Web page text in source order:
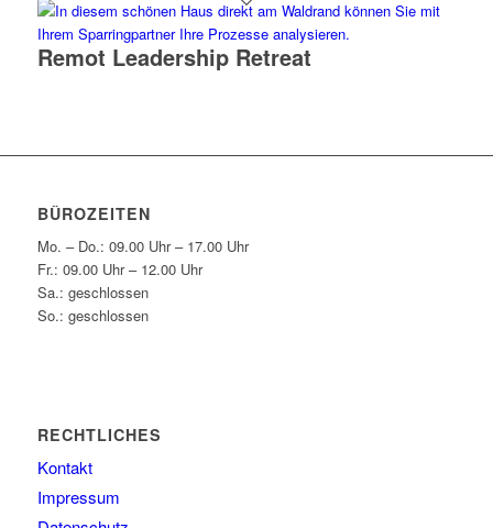
Remot Leadership Retreat
BÜROZEITEN
Mo. – Do.: 09.00 Uhr – 17.00 Uhr
Fr.: 09.00 Uhr – 12.00 Uhr
Sa.: geschlossen
So.: geschlossen
RECHTLICHES
Kontakt
Impressum